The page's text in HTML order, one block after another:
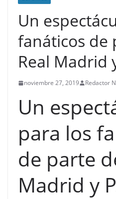
Un
fanáticos de
Real Madrid
noviembre 27, 2019 Redactor
Un
para los
de parte
Madrid y